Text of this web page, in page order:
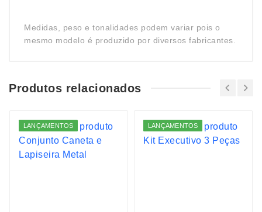
Medidas, peso e tonalidades podem variar pois o
mesmo modelo é produzido por diversos fabricantes.
Produtos relacionados
LANÇAMENTOS LANÇAMENTOS